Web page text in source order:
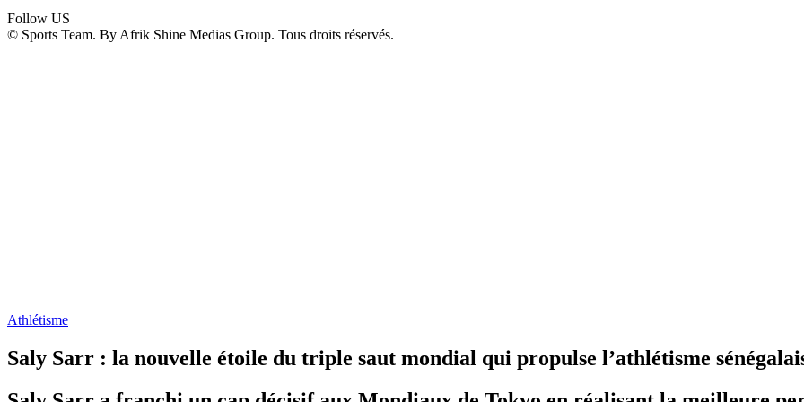
Follow US
© Sports Team. By Afrik Shine Medias Group. Tous droits réservés.
Athlétisme
Saly Sarr : la nouvelle étoile du triple saut mondial qui propulse l’athlétisme